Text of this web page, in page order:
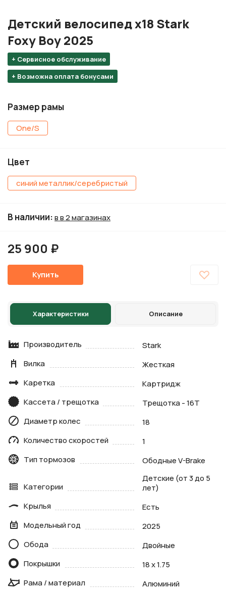
+ Сервисное обслуживание
+ Возможна оплата бонусами
Детский велосипед х18 Stark
Foxy Boy 2025
Размер рамы
One/S
Цвет
синий металлик/серебристый
В наличии:в в 2 магазинах
25 900 ₽
Купить
Характеристики Описание
Производитель
Stark
Вилка
Жесткая
Каретка
Картридж
Кассета / трещотка
Трещотка - 16Т
Диаметр колес
18
Количество скоростей
1
Тип тормозов
Ободные V-Brake
Категории
Детские (от 3 до 5
лет)
Крылья
Есть
Модельный год
2025
Обода
Двойные
Покрышки
18 x 1.75
Рама / материал
Алюминий